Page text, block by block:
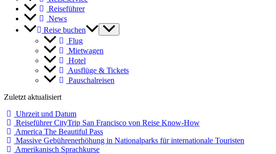
Reiseführer
News
Reise buchen
Flug
Mietwagen
Hotel
Ausflüge & Tickets
Pauschalreisen
Zuletzt aktualisiert
Uhrzeit und Datum
Reiseführer CityTrip San Francisco von Reise Know-How
America The Beautiful Pass
Massive Gebührenerhöhung in Nationalparks für internationale Touristen
Amerikanisch Sprachkurse